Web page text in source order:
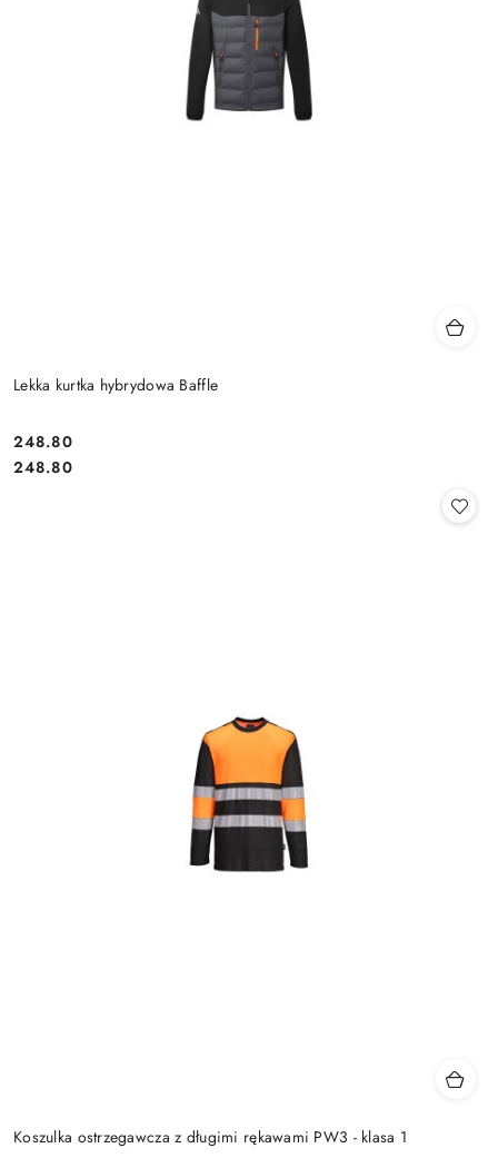
Lekka kurtka hybrydowa Baffle
Cena:
248.80
Cena:
248.80
Koszulka ostrzegawcza z długimi rękawami PW3 - klasa 1